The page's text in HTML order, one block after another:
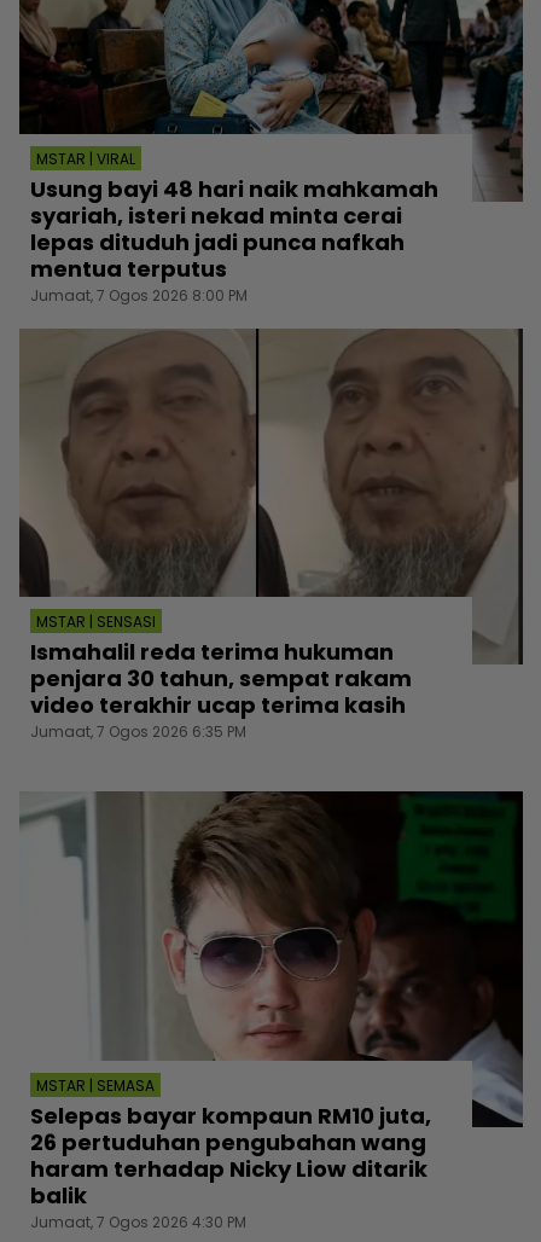
MSTAR | VIRAL
Usung bayi 48 hari naik mahkamah
syariah, isteri nekad minta cerai
lepas dituduh jadi punca nafkah
mentua terputus
Jumaat, 7 Ogos 2026 8:00 PM
MSTAR | SENSASI
Ismahalil reda terima hukuman
penjara 30 tahun, sempat rakam
video terakhir ucap terima kasih
Jumaat, 7 Ogos 2026 6:35 PM
MSTAR | SEMASA
Selepas bayar kompaun RM10 juta,
26 pertuduhan pengubahan wang
haram terhadap Nicky Liow ditarik
balik
Jumaat, 7 Ogos 2026 4:30 PM